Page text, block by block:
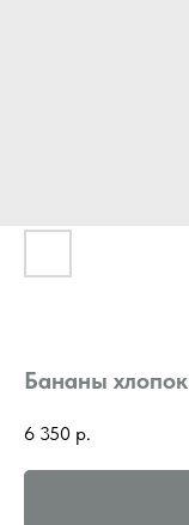
Бананы хлопок
6 350 р.